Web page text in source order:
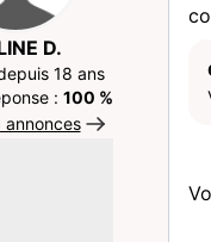
D.
18 ans
: 100 %
annonces